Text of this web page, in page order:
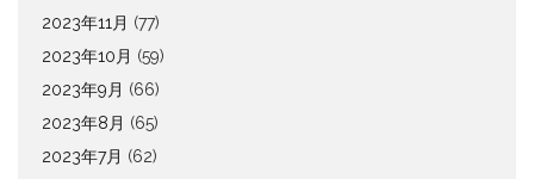
2023年11月 (77)
2023年10月 (59)
2023年9月 (66)
2023年8月 (65)
2023年7月 (62)